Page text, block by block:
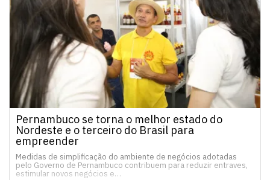
Pernambuco se torna o melhor estado do
Nordeste e o terceiro do Brasil para
empreender
Medidas de simplificação do ambiente de negócios adotadas
pelo Governo de Pernambuco contribuem para reduzir entraves,
estimular novos negócios e…